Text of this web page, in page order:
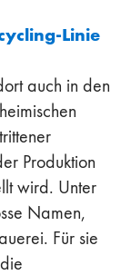
Linie
auch in den
Produktion
wird. Unter
Namen,
Für sie